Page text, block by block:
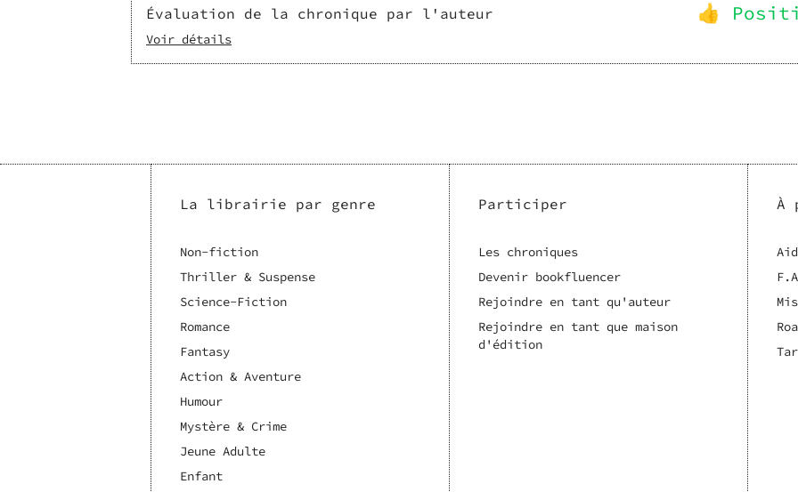
Évaluation de la chronique par l'auteur 👍
Voir détails
La librairie par genre
Non-fiction
Thriller & Suspense
Science-Fiction
Romance
Fantasy
Action & Aventure
Humour
Mystère & Crime
Jeune Adulte
Enfant
Participer
Les chroniques
Devenir bookfluencer
Rejoindre en tant qu'auteur
Rejoindre en tant que maison
d'édition
À